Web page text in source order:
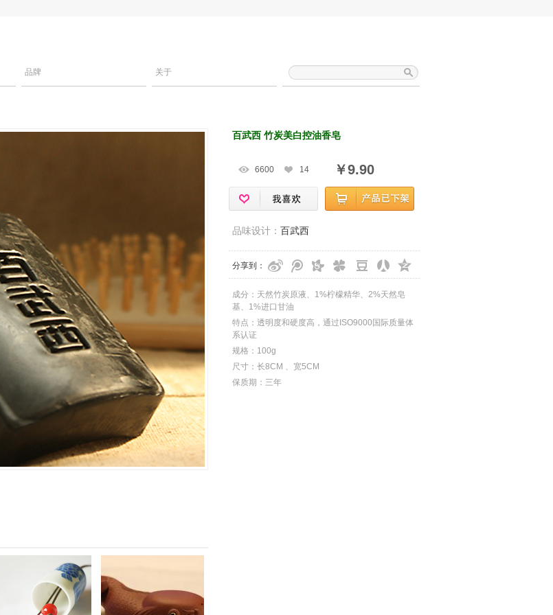
品牌 关于
百武西 竹炭美白控油香皂
6600 14 ￥9.90
品味设计： 百武西
分享到：
成分：天然竹炭原液、1%柠檬精华、2%天然皂
基、1%进口甘油
特点：透明度和硬度高，通过ISO9000国际质量体
系认证
规格：100g
尺寸：长8CM 、宽5CM
保质期：三年